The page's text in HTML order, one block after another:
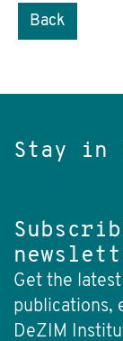
Back
Stay in
Get the
publications,
DeZIM